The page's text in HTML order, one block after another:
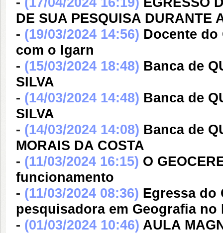
DE SUA PESQUISA DURANTE
- (19/03/2024 14:56) Docente do
com o Igarn
- (15/03/2024 18:48) Banca de
SILVA
- (14/03/2024 14:48) Banca de
SILVA
- (14/03/2024 14:08) Banca de
MORAIS DA COSTA
- (11/03/2024 16:15) O
funcionamento
- (11/03/2024 08:36) Egressa do
pesquisadora em Geografia no
- (01/03/2024 10:46) AULA